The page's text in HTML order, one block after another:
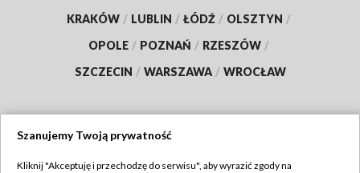
KRAKÓW / LUBLIN / ŁÓDŹ / OLSZTYN /
OPOLE / POZNAŃ / RZESZÓW /
SZCZECIN / WARSZAWA / WROCŁAW
Szanujemy Twoją prywatność
Kliknij "Akceptuję i przechodzę do serwisu", aby wyrazić zgody na